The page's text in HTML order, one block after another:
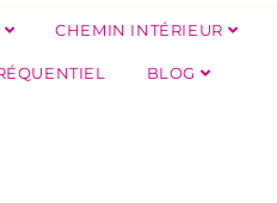
CHEMIN INTÉRIEUR
BLOG